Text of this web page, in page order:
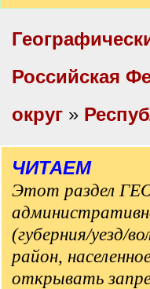
Российская
округ »
ЧИТАЕМ
Этот раздел
(губерния/уезд/
район,
открывать